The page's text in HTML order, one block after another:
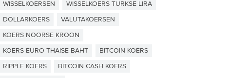
WISSELKOERSEN WISSELKOERS TURKSE LIRA
DOLLARKOERS VALUTAKOERSEN
KOERS NOORSE KROON
KOERS EURO THAISE BAHT BITCOIN KOERS
RIPPLE KOERS BITCOIN CASH KOERS